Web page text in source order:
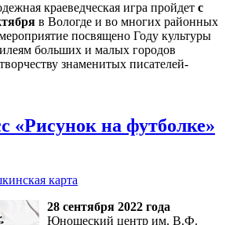
краеведческая игра пройдет с
в Вологде и во многих районных
посвящено Году культуры
больших и малых городов
знаменитых писателей-
«Рисунок на футболке»
карта
28 сентября 2022 года
Юношеский центр им. В.Ф.